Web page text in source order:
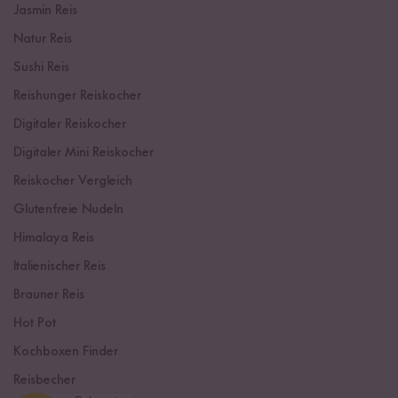
Jasmin Reis
Natur Reis
Sushi Reis
Reishunger Reiskocher
Digitaler Reiskocher
Digitaler Mini Reiskocher
Reiskocher Vergleich
Glutenfreie Nudeln
Himalaya Reis
Italienischer Reis
Brauner Reis
Hot Pot
Kochboxen Finder
Reisbecher